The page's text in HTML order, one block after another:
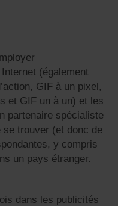
(également
GIF à un pixel,
et GIF un à un) et les
partenaire spécialiste
se trouver (et donc de
y compris
un pays étranger.
dans les publicités